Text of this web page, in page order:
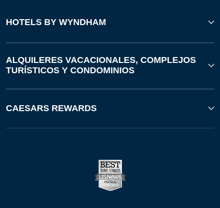
HOTELS BY WYNDHAM
ALQUILERES VACACIONALES, COMPLEJOS
TURÍSTICOS Y CONDOMINIOS
CAESARS REWARDS